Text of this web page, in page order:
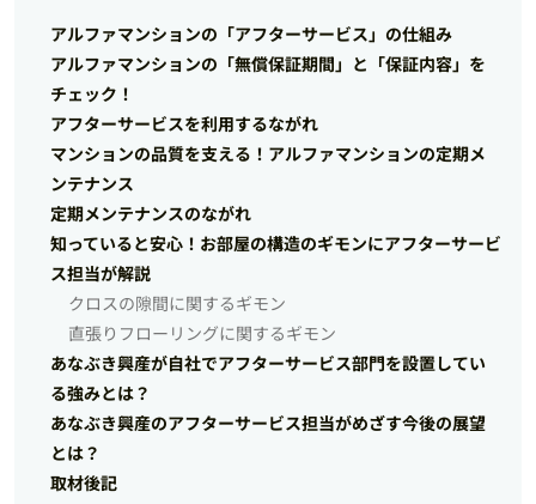
アルファマンションの「アフターサービス」の仕組み
アルファマンションの「無償保証期間」と「保証内容」を
チェック！
アフターサービスを利用するながれ
マンションの品質を支える！アルファマンションの定期メ
ンテナンス
定期メンテナンスのながれ
知っていると安心！お部屋の構造のギモンにアフターサービ
ス担当が解説
クロスの隙間に関するギモン
直張りフローリングに関するギモン
あなぶき興産が自社でアフターサービス部門を設置してい
る強みとは？
あなぶき興産のアフターサービス担当がめざす今後の展望
とは？
取材後記